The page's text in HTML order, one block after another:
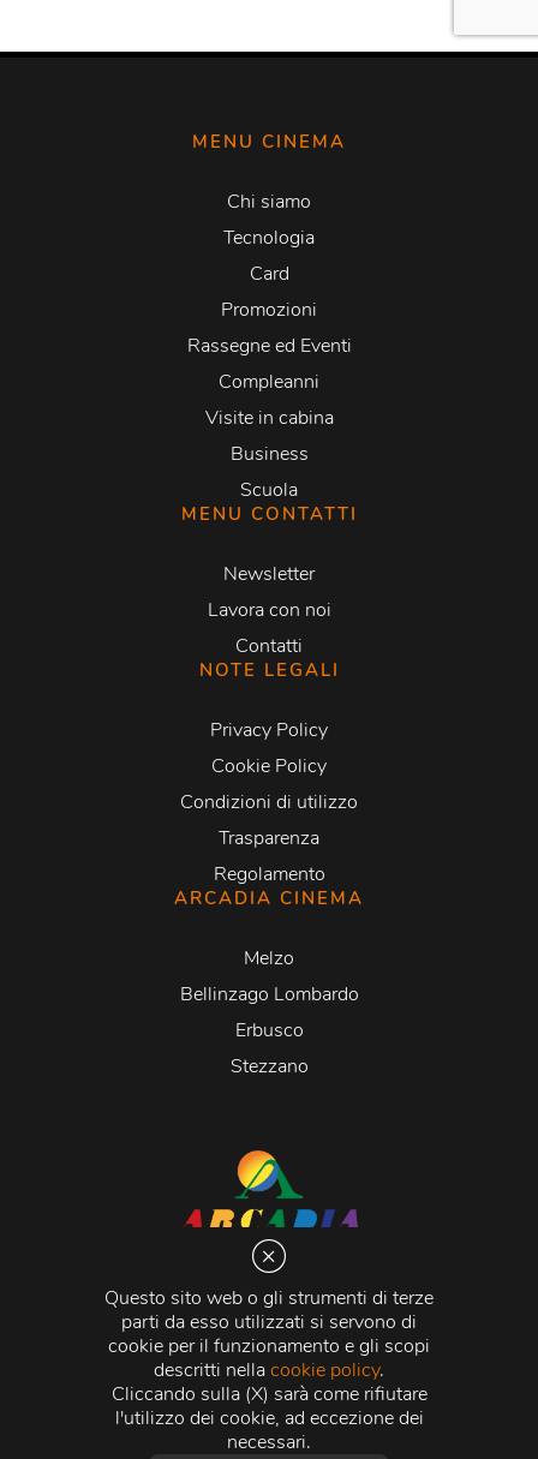
Questo sito web o gli strumenti di terze
parti da esso utilizzati si servono di
cookie per il funzionamento e gli scopi
descritti nellacookie policy.
Cliccando sulla (X) sarà come rifiutare
l'utilizzo dei cookie, ad eccezione dei
necessari.
MENU CINEMA
Chi siamo
Tecnologia
Card
Promozioni
Rassegne ed Eventi
Compleanni
Visite in cabina
Business
Scuola
MENU CONTATTI
Newsletter
Lavora con noi
Contatti
NOTE LEGALI
Privacy Policy
Cookie Policy
Condizioni di utilizzo
Trasparenza
Regolamento
ARCADIA CINEMA
Melzo
Bellinzago Lombardo
Erbusco
Stezzano
Via Martiri della Libertà 20066 Melzo (MI)
C.C.I.A.A. - R.E.A di Milano n. 1427910
Registro delle Imprese di Milano n. 338392 -
Fiscale e Partita Iva11015840157 | Capitale Sociale
500.000,00 i.v.
Credits:Crea Informatica S.r.l. 2026 © Tutti i diritti
riservati.